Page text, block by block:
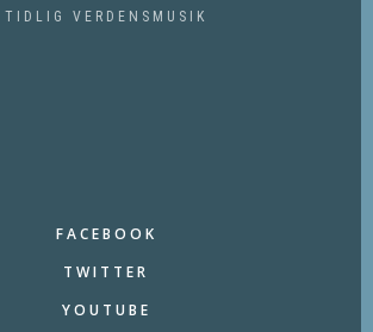
TIDLIG VERDENSMUSIK
FACEBOOK
TWITTER
YOUTUBE